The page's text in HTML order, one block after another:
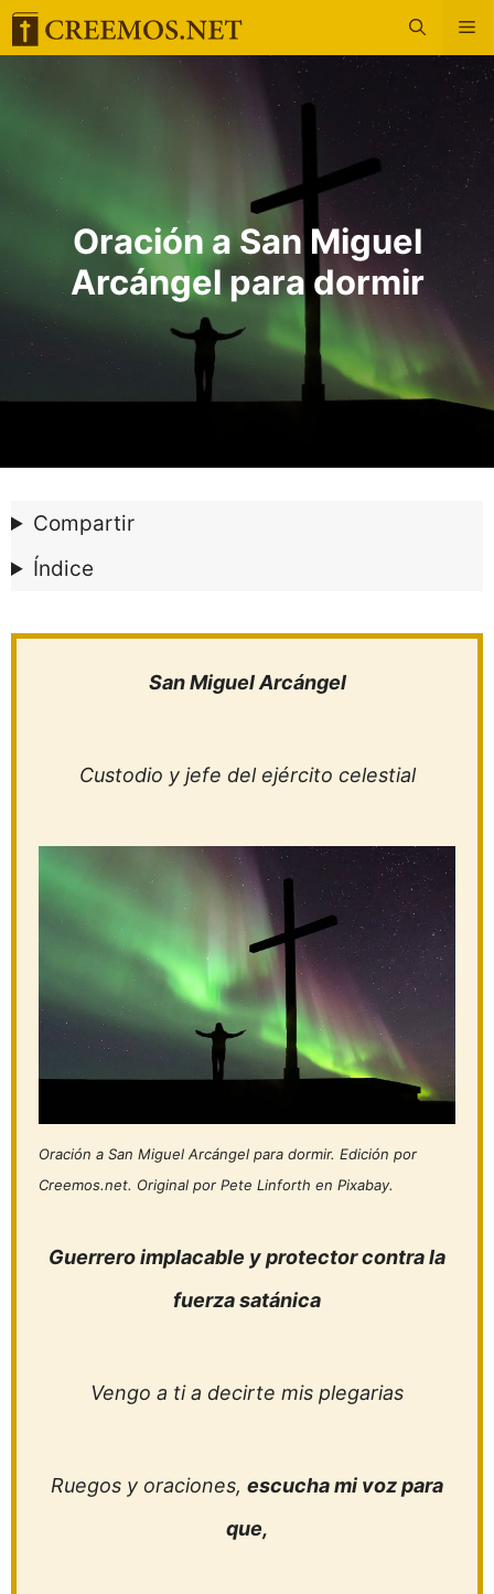
Saltar
Oración a San Miguel
Arcángel para dormir
Compartir
Índice
San Miguel Arcángel
Custodio y jefe del ejército celestial
Oración a San Miguel Arcángel para dormir. Edición por
Creemos.net. Original por Pete Linforth en Pixabay.
Guerrero implacable y protector contra la
fuerza satánica
Vengo a ti a decirte mis plegarias
Ruegos y oraciones, escucha mi voz para
que,